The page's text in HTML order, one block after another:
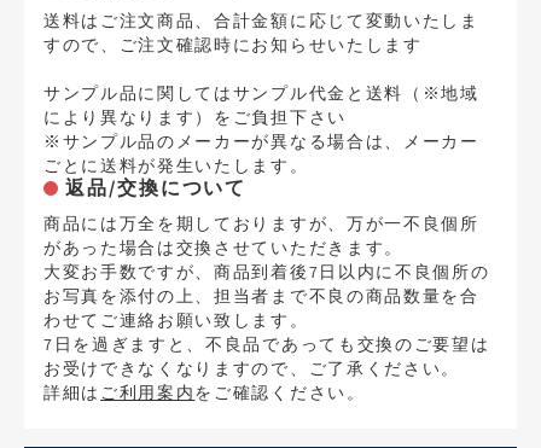
送料はご注文商品、合計金額に応じて変動いたしま
すので、ご注文確認時にお知らせいたします
サンプル品に関してはサンプル代金と送料（※地域
により異なります）をご負担下さい
※サンプル品のメーカーが異なる場合は、メーカー
ごとに送料が発生いたします。
返品/交換について
商品には万全を期しておりますが、万が一不良個所
があった場合は交換させていただきます。
大変お手数ですが、商品到着後7日以内に不良個所の
お写真を添付の上、担当者まで不良の商品数量を合
わせてご連絡お願い致します。
7日を過ぎますと、不良品であっても交換のご要望は
お受けできなくなりますので、ご了承ください。
詳細は ご利用案内をご確認ください。